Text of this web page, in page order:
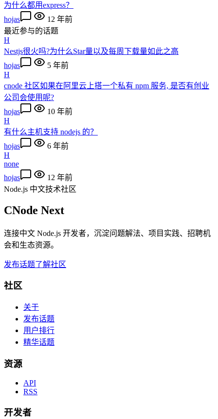
为什么都用express？
hojas
12 年前
最近参与的话题
H
Nestjs很火吗?为什么Star量以及每周下载量如此之高
hojas
5 年前
H
cnode 社区如果在阿里云上搭一个私有 npm 服务, 是否有创业
公司会使用呢?
hojas
10 年前
H
有什么主机支持 nodejs 的？
hojas
6 年前
H
none
hojas
12 年前
Node.js 中文技术社区
CNode Next
连接中文 Node.js 开发者，沉淀问题解法、项目实践、招聘机
会和生态资源。
发布话题了解社区
社区
关于
发布话题
用户排行
精华话题
资源
API
RSS
开发者